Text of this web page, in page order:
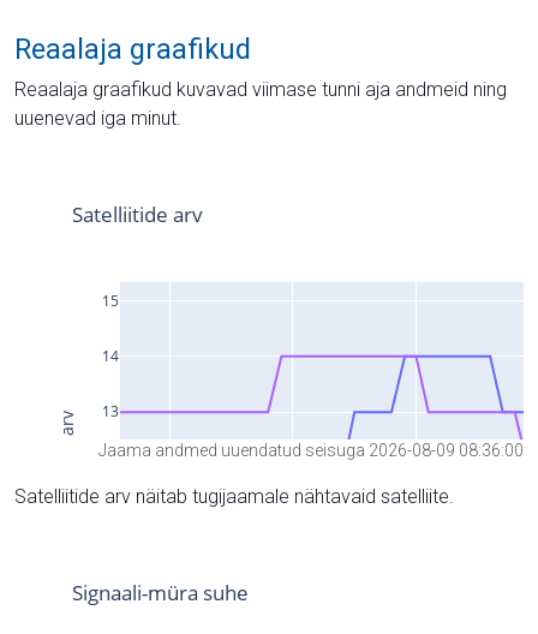
Reaalaja graafikud
Reaalaja graafikud kuvavad viimase tunni aja andmeid ning
uuenevad iga minut.
Jaama andmed uuendatud seisuga 2026-08-09 08:36:00
Satelliitide arv näitab tugijaamale nähtavaid satelliite.